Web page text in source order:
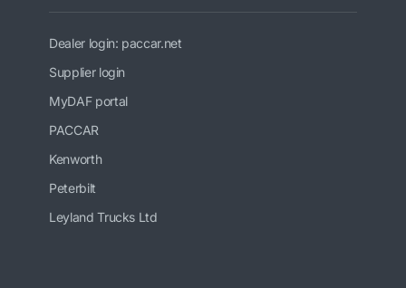
Dealer login: paccar.net
Supplier login
MyDAF portal
PACCAR
Kenworth
Peterbilt
Leyland Trucks Ltd